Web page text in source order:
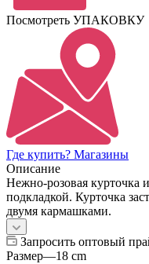
Посмотреть УПАКОВКУ
Где купить? Магазины
Описание
Нежно-розовая курточка
подкладкой. Курточка
двумя кармашками.
Запросить оптовый
Размер—18 cm